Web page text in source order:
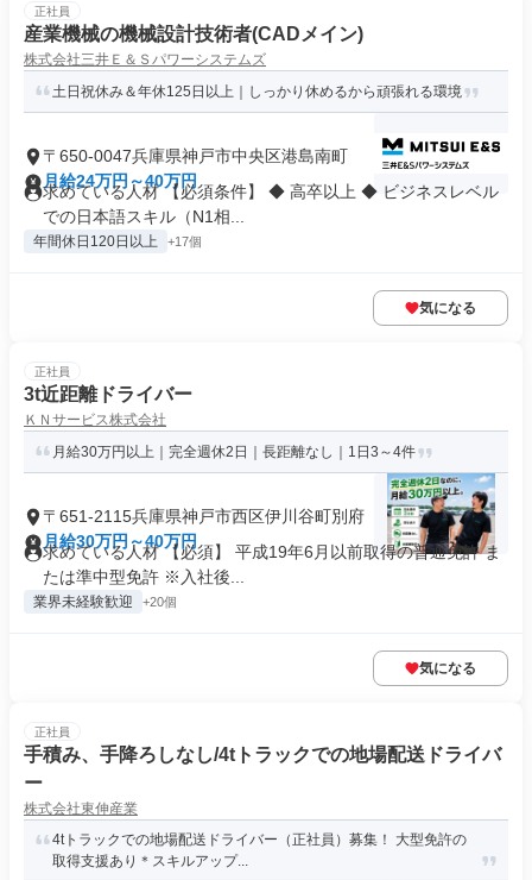
正社員
産業機械の機械設計技術者(CADメイン)
株式会社三井Ｅ＆Ｓパワーシステムズ
土日祝休み＆年休125日以上｜しっかり休めるから頑張れる環境
〒650-0047兵庫県神戸市中央区港島南町
月給24万円～40万円
求めている人材 【必須条件】 ◆ 高卒以上 ◆ ビジネスレベル
での日本語スキル（N1相...
年間休日120日以上 +17個
気になる
正社員
3t近距離ドライバー
ＫＮサービス株式会社
月給30万円以上｜完全週休2日｜長距離なし｜1日3～4件
〒651-2115兵庫県神戸市西区伊川谷町別府
月給30万円～40万円
求めている人材 【必須】 平成19年6月以前取得の普通免許 ま
たは準中型免許 ※入社後...
業界未経験歓迎 +20個
気になる
正社員
手積み、手降ろしなし/4tトラックでの地場配送ドライバ
ー
株式会社東伸産業
4tトラックでの地場配送ドライバー（正社員）募集！ 大型免許の
取得支援あり＊スキルアップ...